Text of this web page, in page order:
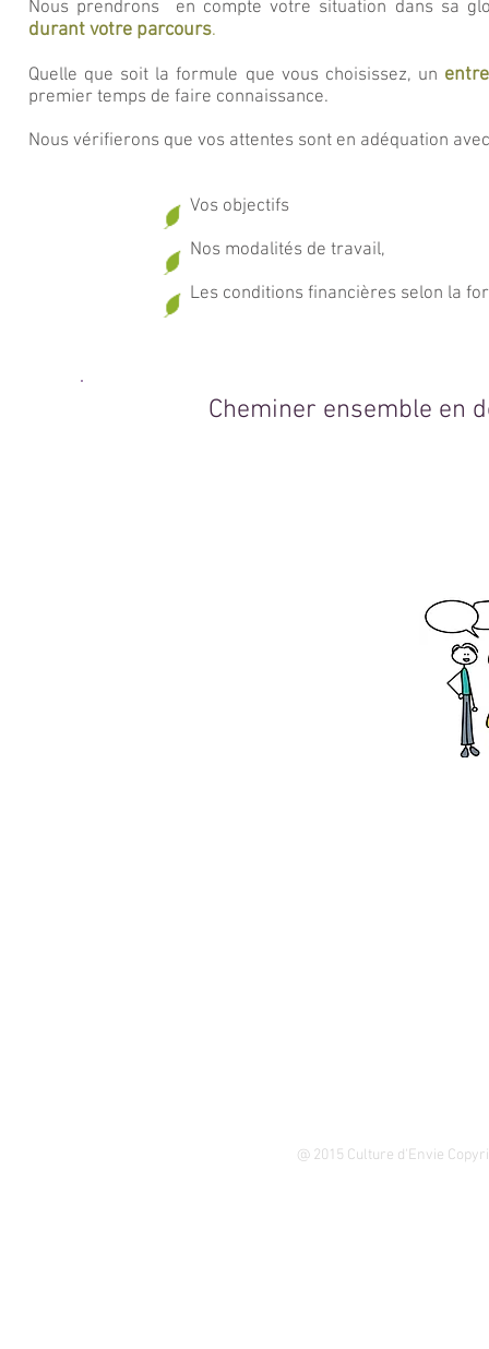
Nous prendrons en compte votre situation dans sa
durant votre parcours.
Quelle que soit la formule que vous choisissez, un
premier temps de faire connaissance.
Nous vérifierons que vos attentes sont en adéquation
Vos objectifs
Nos modalités de travail,
Les conditions financières selon la formule
Cheminer ensemble en
@ 2015 Culture d'Envie